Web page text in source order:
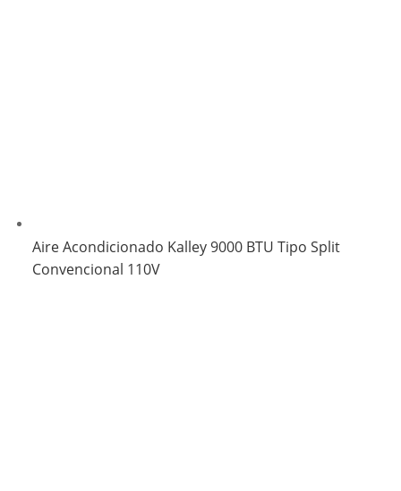
Aire Acondicionado Kalley 9000 BTU Tipo Split
Convencional 110V